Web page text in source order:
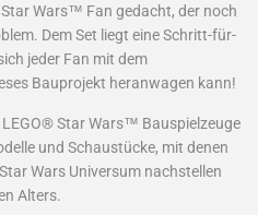
Wars™ Fan gedacht, der noch
Dem Set liegt eine Schritt-für-
jeder Fan mit dem
Bauprojekt heranwagen kann!
Star Wars™ Bauspielzeuge
und Schaustücke, mit denen
Wars Universum nachstellen
Alters.